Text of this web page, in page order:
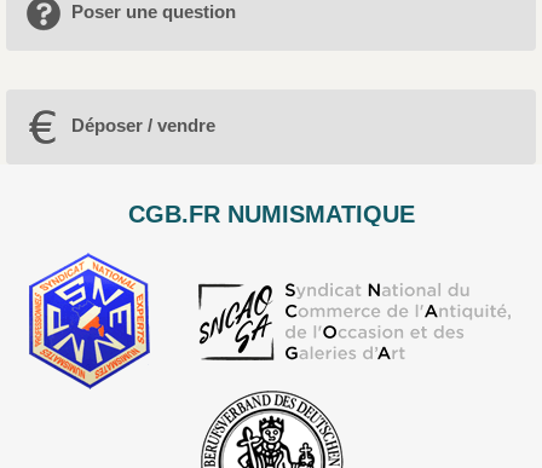
Poser une question
Déposer / vendre
CGB.FR NUMISMATIQUE